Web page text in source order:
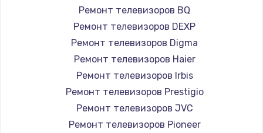
Замена картридера
890 руб.
Заказать
Замена микросхемы NFC
1100 руб.
Заказать
Ремонт телевизоров BQ
Ремонт телевизоров DEXP
Ремонт телевизоров Digma
Ремонт телевизоров Haier
Ремонт телевизоров Irbis
Ремонт телевизоров Prestigio
Ремонт телевизоров JVC
Ремонт телевизоров Pioneer